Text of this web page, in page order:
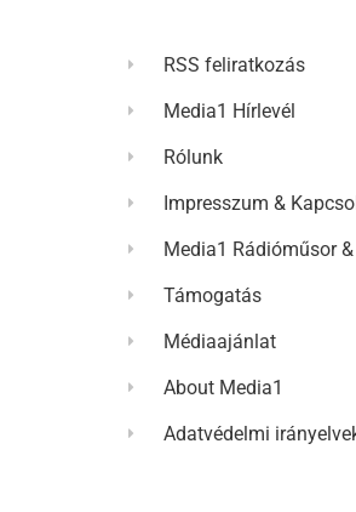
RSS feliratkozás
Media1 Hírlevél
Rólunk
Impresszum &
Media1 Rádióműsor
Támogatás
Médiaajánlat
About Media1
Adatvédelmi